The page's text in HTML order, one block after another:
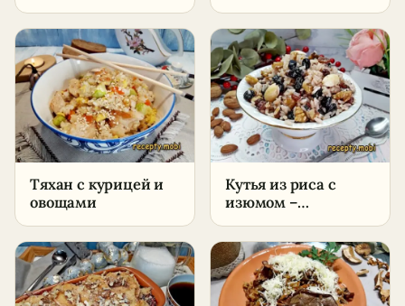
без горечи
пошаговый рецепт
в домашних
условиях
Тяхан с курицей и
овощами
Кутья из риса с
изюмом –
пошаговый рецепт